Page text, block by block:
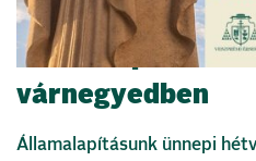
Államalapítás
várnegyedben
Államalapításunk ünnepi